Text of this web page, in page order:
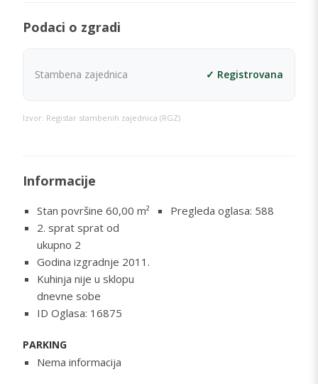
Podaci o zgradi
Stambena zajednica ✓ Registrovana
Izvor: Registar stambenih zajednica (RGZ)
Informacije
Stan površine 60,00 m²
2. sprat sprat od
ukupno 2
Godina izgradnje 2011.
Kuhinja nije u sklopu
dnevne sobe
Pregleda oglasa: 588
ID Oglasa: 16875
PARKING
Nema informacija